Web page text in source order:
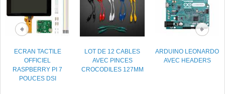
ECRAN TACTILE
OFFICIEL
RASPBERRY PI 7
POUCES DSI
LOT DE 12 CABLES
AVEC PINCES
CROCODILES 127MM
ARDUINO LEONARDO
AVEC HEADERS